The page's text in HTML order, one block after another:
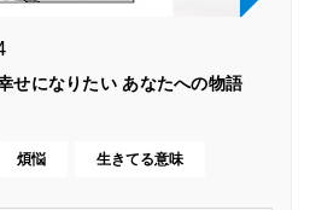
せになりたい あなたへの物語
煩悩 生きてる意味